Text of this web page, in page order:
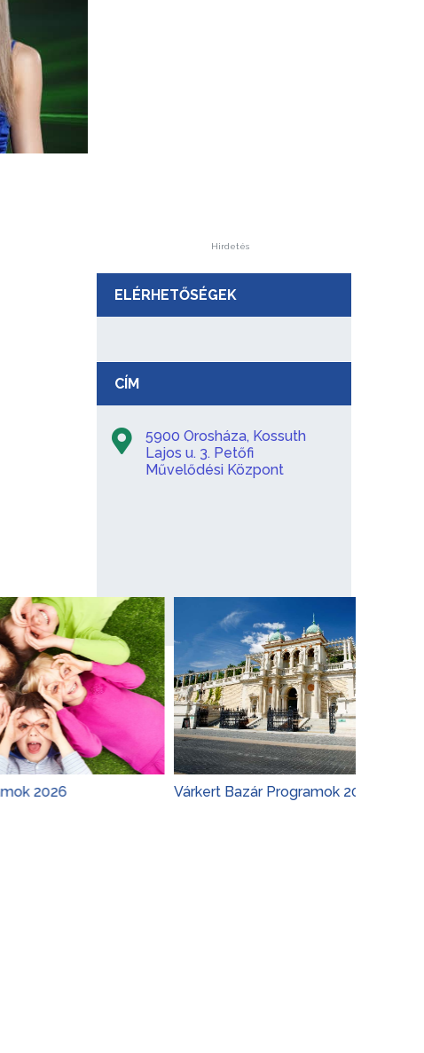
Várkert Bazár Programok 2026
Hirdetés
ELÉRHETŐSÉGEK
CÍM
5900 Orosháza, Kossuth
Lajos u. 3. Petőfi
Művelődési Központ